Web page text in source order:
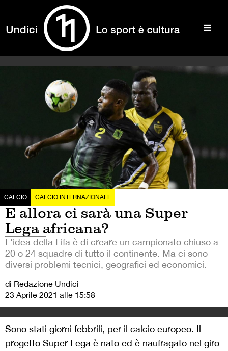
CALCIO CALCIO INTERNAZIONALE
E allora ci sarà una Super
Lega africana?
L'idea della Fifa è di creare un campionato chiuso a
20 o 24 squadre di tutto il continente. Ma ci sono
diversi problemi tecnici, geografici ed economici.
di Redazione Undici
23 Aprile 2021 alle 15:58
Sono stati giorni febbrili, per il calcio europeo. Il
progetto Super Lega è nato ed è naufragato nel giro